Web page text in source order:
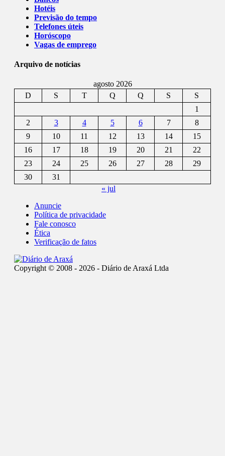
Hotéis
Previsão do tempo
Telefones úteis
Horóscopo
Vagas de emprego
Arquivo de notícias
agosto 2026
D
S T Q Q S
S
1
2
3 4 5 6 7
8
9
10 11 12 13 14
15
16
17 18 19 20 21
22
23
24 25 26 27 28
29
30
31
« jul
Anuncie
Política de privacidade
Fale conosco
Ética
Verificação de fatos
Copyright © 2008 - 2026 - Diário de Araxá Ltda